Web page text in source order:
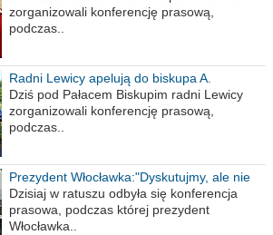
zorganizowali konferencję prasową,
podczas..
Radni Lewicy apelują do biskupa A.
Wiesława Meringa
Dziś pod Pałacem Biskupim radni Lewicy
zorganizowali konferencję prasową,
podczas..
Prezydent Włocławka:"Dyskutujmy, ale nie
obrażajmy się”
Dzisiaj w ratuszu odbyła się konferencja
prasowa, podczas której prezydent
Włocławka..